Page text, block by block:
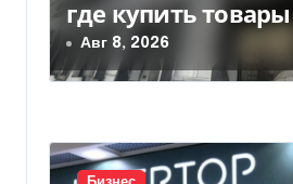
а
п
и
где купить
Авг 8, 2026